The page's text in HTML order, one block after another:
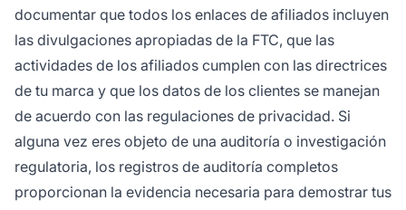
documentar que todos los enlaces de afiliados incluyen
las divulgaciones apropiadas de la FTC, que las
actividades de los afiliados cumplen con las directrices
de tu marca y que los datos de los clientes se manejan
de acuerdo con las regulaciones de privacidad. Si
alguna vez eres objeto de una auditoría o investigación
regulatoria, los registros de auditoría completos
proporcionan la evidencia necesaria para demostrar tus